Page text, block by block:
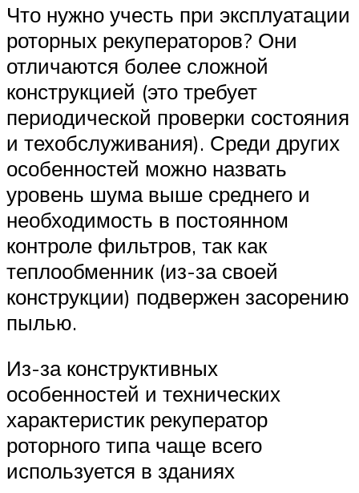
Что нужно учесть при эксплуатации
роторных рекуператоров? Они
отличаются более сложной
конструкцией (это требует
периодической проверки состояния
и техобслуживания). Среди других
особенностей можно назвать
уровень шума выше среднего и
необходимость в постоянном
контроле фильтров, так как
теплообменник (из-за своей
конструкции) подвержен засорению
пылью.
Из-за конструктивных
особенностей и технических
характеристик рекуператор
роторного типа чаще всего
используется в зданиях